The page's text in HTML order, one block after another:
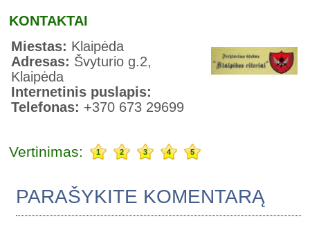
KONTAKTAI
Miestas: Klaipėda
Adresas: Švyturio g.2,
Klaipėda
Internetinis puslapis:
Telefonas: +370 673 29699
Vertinimas: 1 2 3 4 5
PARAŠYKITE KOMENTARĄ